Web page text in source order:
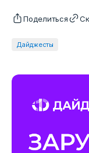
Дайджесты
Поделиться